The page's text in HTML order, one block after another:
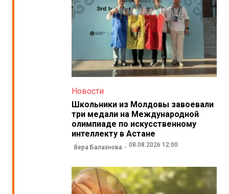
Новости
Школьники из Молдовы завоевали
три медали на Международной
олимпиаде по искусственному
интеллекту в Астане
Вера Балахнова 08.08.2026 12:00